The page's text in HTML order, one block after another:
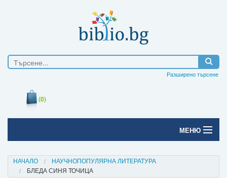
Разширено търсене
(0)
МЕНЮ
Печатни книги
НАЧАЛО
НАУЧНОПОПУЛЯРНА ЛИТЕРАТУРА
БЛЕДА СИНЯ ТОЧИЦА